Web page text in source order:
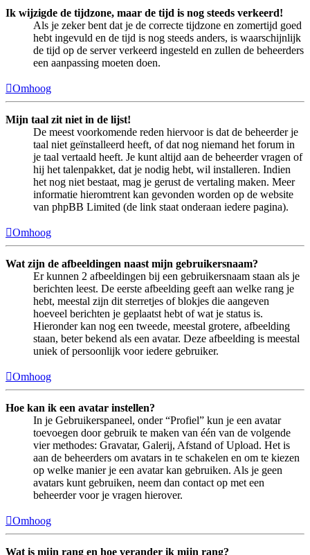
Ik wijzigde de tijdzone, maar de tijd is nog steeds verkeerd!
Als je zeker bent dat je de correcte tijdzone en zomertijd goed
hebt ingevuld en de tijd is nog steeds anders, is waarschijnlijk
de tijd op de server verkeerd ingesteld en zullen de beheerders
een aanpassing moeten doen.
Omhoog
Mijn taal zit niet in de lijst!
De meest voorkomende reden hiervoor is dat de beheerder je
taal niet geïnstalleerd heeft, of dat nog niemand het forum in
je taal vertaald heeft. Je kunt altijd aan de beheerder vragen of
hij het talenpakket, dat je nodig hebt, wil installeren. Indien
het nog niet bestaat, mag je gerust de vertaling maken. Meer
informatie hieromtrent kan gevonden worden op de website
van phpBB Limited (de link staat onderaan iedere pagina).
Omhoog
Wat zijn de afbeeldingen naast mijn gebruikersnaam?
Er kunnen 2 afbeeldingen bij een gebruikersnaam staan als je
berichten leest. De eerste afbeelding geeft aan welke rang je
hebt, meestal zijn dit sterretjes of blokjes die aangeven
hoeveel berichten je geplaatst hebt of wat je status is.
Hieronder kan nog een tweede, meestal grotere, afbeelding
staan, beter bekend als een avatar. Deze afbeelding is meestal
uniek of persoonlijk voor iedere gebruiker.
Omhoog
Hoe kan ik een avatar instellen?
In je Gebruikerspaneel, onder “Profiel” kun je een avatar
toevoegen door gebruik te maken van één van de volgende
vier methodes: Gravatar, Galerij, Afstand of Upload. Het is
aan de beheerders om avatars in te schakelen en om te kiezen
op welke manier je een avatar kan gebruiken. Als je geen
avatars kunt gebruiken, neem dan contact op met een
beheerder voor je vragen hierover.
Omhoog
Wat is mijn rang en hoe verander ik mijn rang?